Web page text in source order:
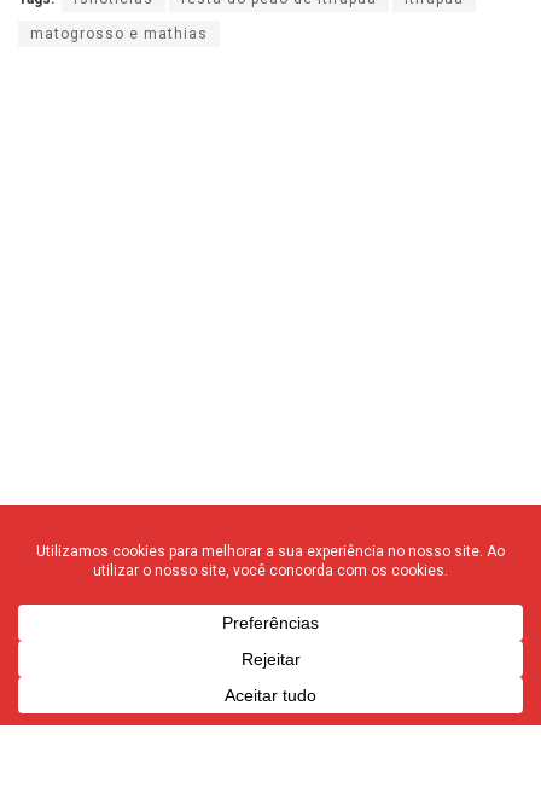
matogrosso e mathias